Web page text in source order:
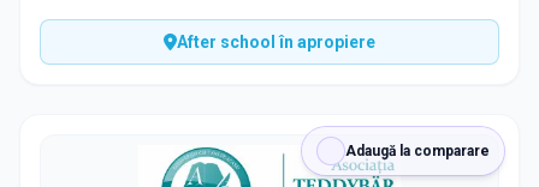
After school în apropiere
Adaugă la comparare